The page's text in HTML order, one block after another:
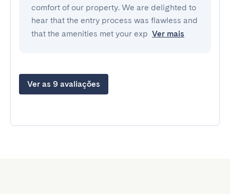
comfort of our property. We are delighted to
hear that the entry process was flawless and
that the amenities met your exp Ver mais
Ver as 9 avaliações